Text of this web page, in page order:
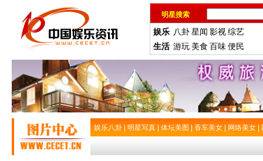
明星搜索
娱乐 八卦星闻 影视综艺
生活 游玩 美食 百味便民
娱乐八卦 明星写真 体坛美图 香车美女 网络美女